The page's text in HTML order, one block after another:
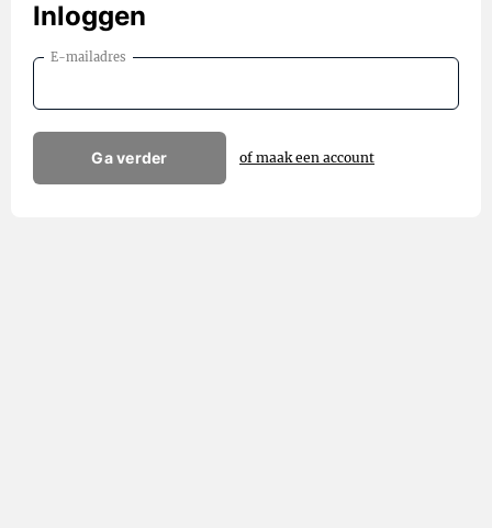
Inloggen
E-mailadres
Ga verder of maak een account